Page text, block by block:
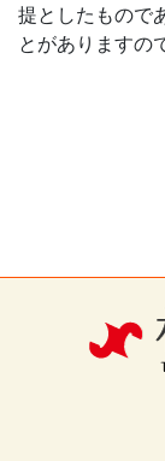
提としたもので
とがありますの